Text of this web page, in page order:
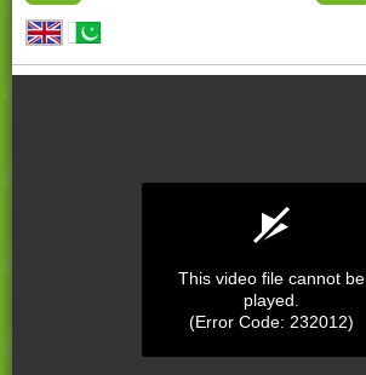
This video file cannot be
played.
(Error Code: 232012)